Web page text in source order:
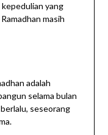
yang
masih
adalah
selama bulan
seseorang